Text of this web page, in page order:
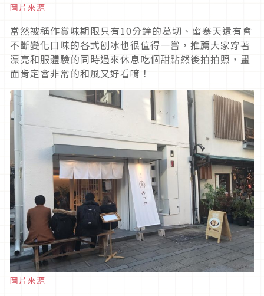
圖片來源
當然被稱作賞味期限只有10分鐘的葛切、蜜寒天還有會
不斷變化口味的各式刨冰也很值得一嘗，推薦大家穿著
漂亮和服體驗的同時過來休息吃個甜點然後拍拍照，畫
面肯定會非常的和風又好看唷！
圖片來源